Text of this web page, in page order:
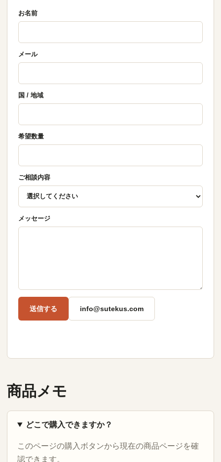
お名前
メール
国 / 地域
希望数量
ご相談内容
メッセージ
送信する info@sutekus.com
商品メモ
どこで購入できますか？
このページの購入ボタンから現在の商品ページを確
認できます。